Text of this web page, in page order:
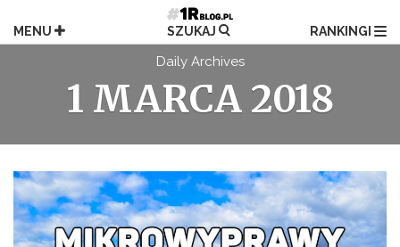
do
treści
MENU SZUKAJ RANKINGI
Daily Archives
1 MARCA 2018